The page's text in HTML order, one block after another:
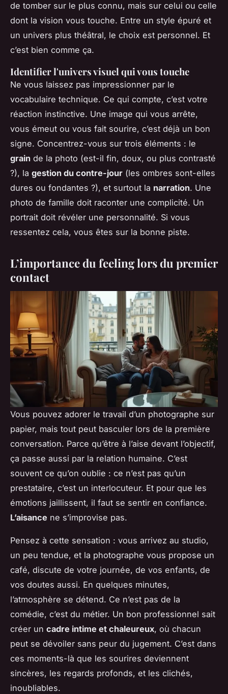
de tomber sur le plus connu, mais sur celui ou celle
dont la vision vous touche. Entre un style épuré et
un univers plus théâtral, le choix est personnel. Et
c’est bien comme ça.
Identifier l'univers visuel qui vous touche
Ne vous laissez pas impressionner par le
vocabulaire technique. Ce qui compte, c’est votre
réaction instinctive. Une image qui vous arrête,
vous émeut ou vous fait sourire, c’est déjà un bon
signe. Concentrez-vous sur trois éléments : le
grain de la photo (est-il fin, doux, ou plus contrasté
?), la gestion du contre-jour (les ombres sont-elles
dures ou fondantes ?), et surtout la narration. Une
photo de famille doit raconter une complicité. Un
portrait doit révéler une personnalité. Si vous
ressentez cela, vous êtes sur la bonne piste.
L’importance du feeling lors du premier
contact
Vous pouvez adorer le travail d’un photographe sur
papier, mais tout peut basculer lors de la première
conversation. Parce qu’être à l’aise devant l’objectif,
ça passe aussi par la relation humaine. C’est
souvent ce qu’on oublie : ce n’est pas qu’un
prestataire, c’est un interlocuteur. Et pour que les
émotions jaillissent, il faut se sentir en confiance.
L’aisance ne s’improvise pas.
Pensez à cette sensation : vous arrivez au studio,
un peu tendue, et la photographe vous propose un
café, discute de votre journée, de vos enfants, de
vos doutes aussi. En quelques minutes,
l’atmosphère se détend. Ce n’est pas de la
comédie, c’est du métier. Un bon professionnel sait
créer un cadre intime et chaleureux, où chacun
peut se dévoiler sans peur du jugement. C’est dans
ces moments-là que les sourires deviennent
sincères, les regards profonds, et les clichés,
inoubliables.